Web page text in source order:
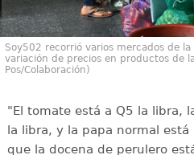
Soy502 recorrió varios mercados de
variación de precios en productos de
Pos/Colaboración)
"El tomate está a Q5 la libra,
la libra, y la papa normal
que la docena de perulero